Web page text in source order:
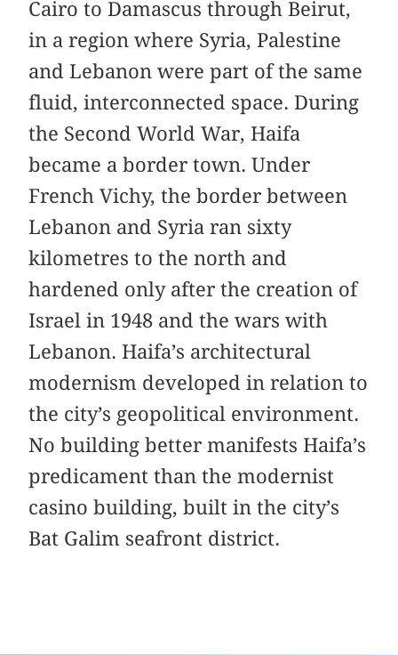
Cairo to Damascus through Beirut,
in a region where Syria, Palestine
and Lebanon were part of the same
fluid, interconnected space. During
the Second World War, Haifa
became a border town. Under
French Vichy, the border between
Lebanon and Syria ran sixty
kilometres to the north and
hardened only after the creation of
Israel in 1948 and the wars with
Lebanon. Haifa’s architectural
modernism developed in relation to
the city’s geopolitical environment.
No building better manifests Haifa’s
predicament than the modernist
casino building, built in the city’s
Bat Galim seafront district.